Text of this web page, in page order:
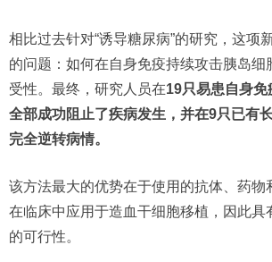
相比过去针对“诱导糖尿病”的研究，这项
的问题：如何在自身免疫持续攻击胰岛细
受性。最终，研究人员在19只易患自身
全部成功阻止了疾病发生，并在9只已有
完全逆转病情。
该方法最大的优势在于使用的抗体、药物
在临床中应用于造血干细胞移植，因此具
的可行性。